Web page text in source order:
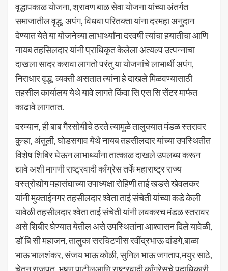
वृद्धापकाळ योजना, श्रावण बाळ सेवा योजना यांच्या अंतर्गत
समाजातील वृद्ध, अपंग, विधवा परितक्ता यांना दरमहा अनुदान
देण्यात येते या योजनेच्या लाभार्थ्यांना दरवर्षी त्यांचा हयातीचा आणि
नायब तहसिलदार यांनी प्राधिकृत केलेला अत्यल्प उत्पन्नाचा
दाखला सादर करावा लागतो परंतु या योजनांचे लाभार्थी अपंग,
निराधार वृद्ध, व्यक्ती असतात त्यांना हे दाखले मिळवण्यासाठी
तहसील कार्यालय येथे यावे लागते किंवा सि एस सि सेंटर मार्फत
काढावे लागतात.
दरम्यान, ही बाब गैरसोयीचे ठरते त्यामुळे तालुक्यात मंडळ स्तरावर
कुऱ्हा, अंतुर्ली, घोडसगाव येथे नायब तहसीलदार यांच्या उपस्थितीत
विशेष शिबिर घेऊन लाभार्थ्यांना तात्काळ दाखले उपलब्ध करून
द्यावे अशी मागणी राष्ट्रवादी काँग्रेस तर्फे महाराष्ट्र राज्य
वस्त्रोद्योग महासंघाच्या उपाध्यक्षा रोहिणी ताई खडसे खेवलकर
यांनी मुक्ताईनगर तहसीलदार श्वेता ताई संचेती यांच्या कडे केली
यावेळी तहसीलदार श्वेता ताई संचेती यांनी लवकरच मंडळ स्तरावर
असे शिबीर घेण्यात येतील असे उपस्थितांना आश्वासन दिले यावेळी,
डॉ बि सी महाजन, तालुका सरचिटणीस रवींद्रभाऊ दांडगे,बाळा
भाऊ भालशंकर, संजय भाऊ कोळी, सुनिल भाऊ जगताप,मयुर साठे,
चेतन राजपुत, भूषण पाटीलआणि राष्ट्रवादी काँग्रेसचे पदाधिकारी